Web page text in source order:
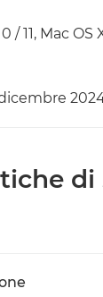
/ 11, Mac OS
di